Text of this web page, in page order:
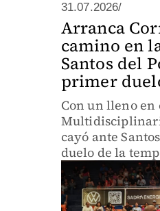
31.07.2026/
Arranca
camino en
Santos del
primer
Con un lleno
cayó ante
duelo de la